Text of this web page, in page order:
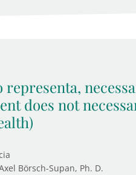
representa,
does not
Börsch-Supan, Ph. D.